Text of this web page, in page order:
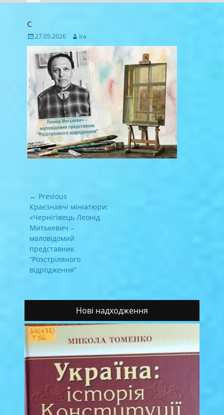
с
Posted
on
27.05.2026 Author
Ira
Навігація
записів
← Previous
Previous
post:
Краєзнавчі мініатюри:
«Чернігівець Леонід
Митькевич –
маловідомий
представник
“Розстріляного
відродження”
Нові надходження